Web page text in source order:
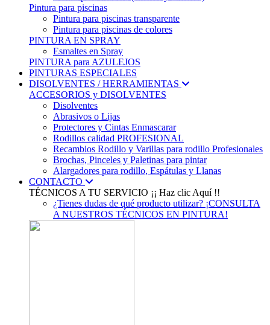
Pintura para piscinas
Pintura para piscinas transparente
Pintura para piscinas de colores
PINTURA EN SPRAY
Esmaltes en Spray
PINTURA para AZULEJOS
PINTURAS ESPECIALES
DISOLVENTES / HERRAMIENTAS
ACCESORIOS y DISOLVENTES
Disolventes
Abrasivos o Lijas
Protectores y Cintas Enmascarar
Rodillos calidad PROFESIONAL
Recambios Rodillo y Varillas para rodillo Profesionales
Brochas, Pinceles y Paletinas para pintar
Alargadores para rodillo, Espátulas y Llanas
CONTACTO
TÉCNICOS A TU SERVICIO ¡¡ Haz clic Aquí !!
¿Tienes dudas de qué producto utilizar? ¡CONSULTA
A NUESTROS TÉCNICOS EN PINTURA!